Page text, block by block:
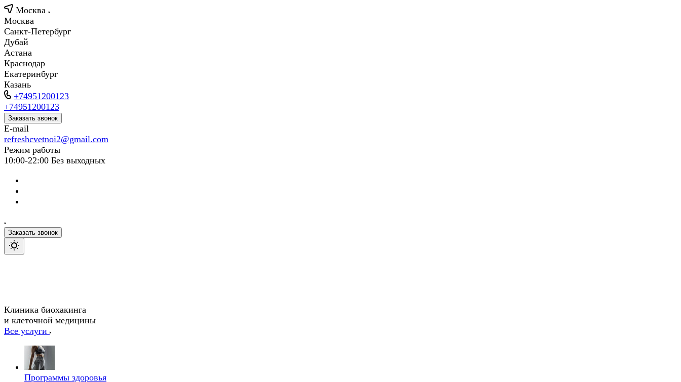
Москва
Москва
Санкт-Петербург
Дубай
Астана
Краснодар
Екатеринбург
Казань
+74951200123
+74951200123
Заказать звонок
E-mail
refreshcvetnoi2@gmail.com
Режим работы
10:00-22:00 Без выходных
Заказать звонок
Клиника биохакинга
и клеточной медицины
Все услуги
Программы здоровья